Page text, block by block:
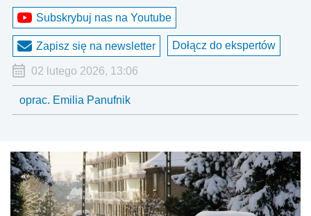
Subskrybuj nas na Youtube
Zapisz się na newsletter Dołącz do ekspertów
02 lutego 2026, 13:06
oprac. Emilia Panufnik